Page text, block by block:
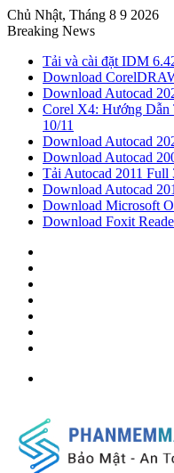
Chủ Nhật, Tháng 8 9 2026
Breaking News
Tải và cài đặt IDM
Download
Download Autocad
Corel X4: Hướng Dẫn
10/11
Download Autocad
Download Autocad
Tải Autocad 2011
Download Autocad
Download Microsoft
Download Foxit